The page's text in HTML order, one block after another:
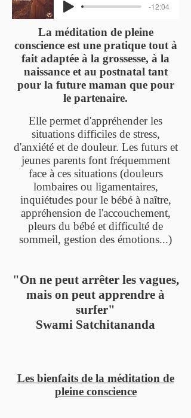
-12:04
La méditation de pleine
conscience est une pratique tout à
fait adaptée à la grossesse, à la
naissance et au postnatal tant
pour la future maman que pour
le partenaire.
Elle permet d'appréhender les
situations difficiles de stress,
d'anxiété et de douleur. Les futurs et
jeunes parents font fréquemment
face à ces situations (douleurs
lombaires ou ligamentaires,
inquiétudes pour le bébé à naître,
appréhension de l'accouchement,
pleurs du bébé et difficulté de
sommeil, gestion des émotions...)
"On ne peut arrêter les vagues,
mais on peut apprendre à
surfer"
Swami Satchitananda
Les bienfaits de la méditation de
pleine conscience